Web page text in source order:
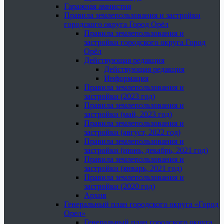
Гаражная амнистия
Правила землепользования и застройки
городского округа Город Орёл
Правила землепользования и
застройки городского округа Город
Орёл
Действующая редакция
Действующая редакция
Информация
Правила землепользования и
застройки (2023 год)
Правила землепользования и
застройки (май, 2023 год)
Правила землепользования и
застройки (август, 2022 год)
Правила землепользования и
застройки (июнь, декабрь, 2021 год)
Правила землепользования и
застройки (январь, 2021 год)
Правила землепользования и
застройки (2020 год)
Архив
Генеральный план городского округа «Город
Орел»
Генеральный план городского округа